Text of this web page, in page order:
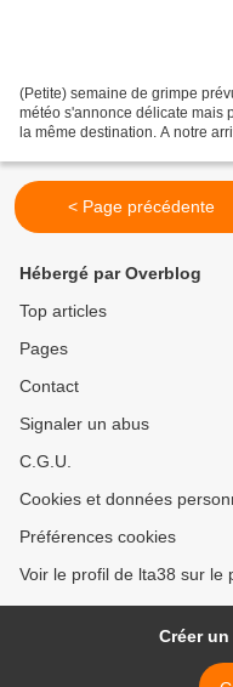
(Petite) semaine de grimpe
météo s'annonce délicate mais
la même destination. A notre
< Page précédente
Hébergé par Overblog
Top articles
Pages
Contact
Signaler un abus
C.G.U.
Cookies et données
Préférences cookies
Voir le profil de lta38 sur le
Créer